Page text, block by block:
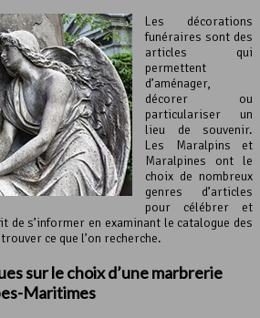
Les décorations
funéraires sont des
articles qui
permettent
d’aménager,
décorer ou
particulariser un
lieu de souvenir.
Les Maralpins et
Maralpines ont le
choix de nombreux
genres d’articles
pour célébrer et
de s’informer en examinant le catalogue des
ce que l’on recherche.
sur le choix d’une marbrerie
Maritimes